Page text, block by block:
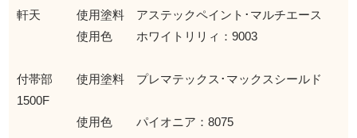
軒天 使用塗料 アステックペイント･マルチエース
使用色 ホワイトリリィ：9003
付帯部 使用塗料 プレマテックス･マックスシールド
1500F
使用色 パイオニア：8075